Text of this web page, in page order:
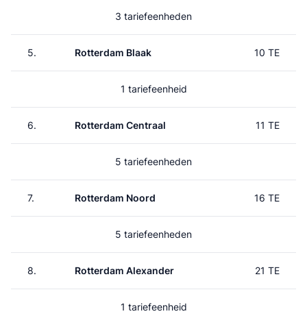
3 tariefeenheden
5. Rotterdam Blaak 10 TE
1 tariefeenheid
6. Rotterdam Centraal 11 TE
5 tariefeenheden
7. Rotterdam Noord 16 TE
5 tariefeenheden
8. Rotterdam Alexander 21 TE
1 tariefeenheid